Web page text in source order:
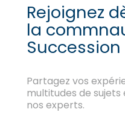
Rejoignez
la
Succession
Partagez vos
multitudes de
nos experts.